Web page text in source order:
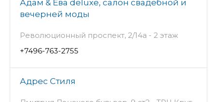
Адам & Ева deluxe, салон свадебной и
вечерней моды
Революционный проспект, 2/14а - 2 этаж
+7496-763-2755
Адрес Стиля